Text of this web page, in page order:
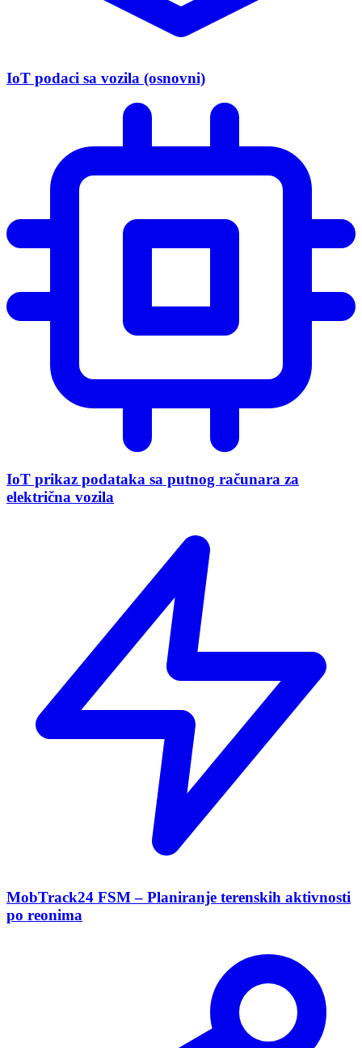
IoT podaci sa vozila (osnovni)
IoT prikaz podataka sa putnog računara za
električna vozila
MobTrack24 FSM – Planiranje terenskih aktivnosti
po reonima